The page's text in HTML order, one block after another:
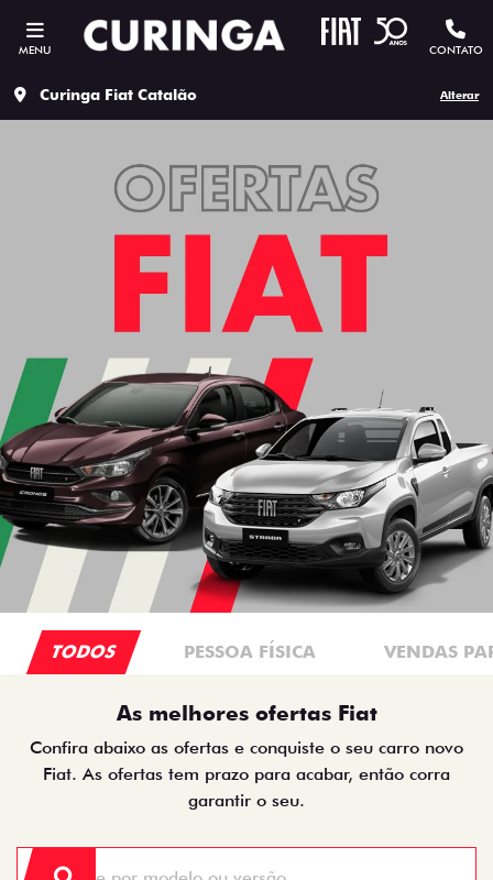
MENU CONTATO
Curinga Fiat Catalão Alterar
TODOS PESSOA FÍSICA VENDAS
As melhores ofertas Fiat
Confira abaixo as ofertas e conquiste o seu carro novo
Fiat. As ofertas tem prazo para acabar, então corra
garantir o seu.